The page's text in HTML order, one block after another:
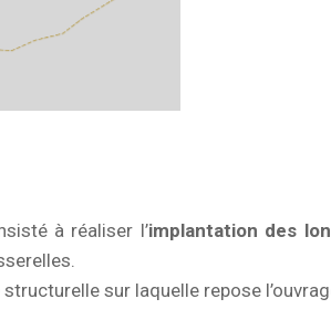
à réaliser l’implantation des
sur laquelle repose